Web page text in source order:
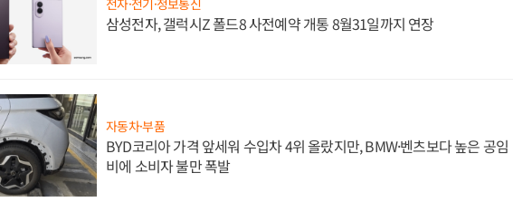
삼성전자, 갤럭시Z 폴드8 사전예약 개통 8월31일까지 연장
자동차·부품
BYD코리아 가격 앞세워 수입차 4위 올랐지만, BMW·벤츠보다 높은 공임
비에 소비자 불만 폭발